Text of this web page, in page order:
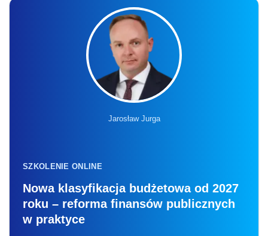
Jarosław Jurga
SZKOLENIE ONLINE
Nowa klasyfikacja budżetowa od 2027
roku – reforma finansów publicznych
w praktyce